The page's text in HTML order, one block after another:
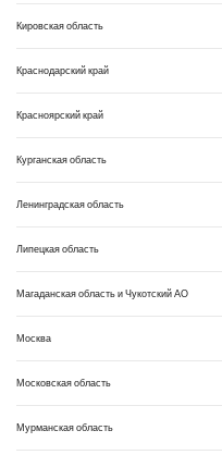
Кировская область
Краснодарский край
Красноярский край
Курганская область
Ленинградская область
Липецкая область
Магаданская область и Чукотский АО
Москва
Московская область
Мурманская область